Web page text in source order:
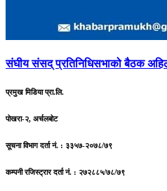
संघीयसंसद् प्रतिनिधिसभाको बैठक
प्रमुख मिडिया प्रा.लि.
पोखरा-२, अर्चलबोट
सूचना विभाग दर्ता नं. : ३३५७-२०७८/७९
कम्पनी रजिस्ट्रार दर्ता नं. : २७२८८५/७८/७९